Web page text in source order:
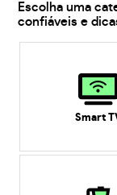
Escolha uma
confiáveis e
Smart